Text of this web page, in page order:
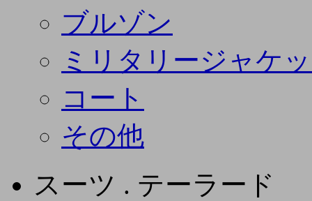
ブルゾン
ミリタリージャケ
コート
その他
スーツ . テーラード